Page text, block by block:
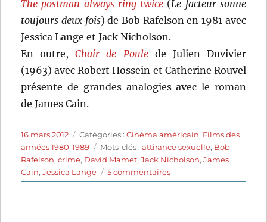
The postman always ring twice (Le facteur sonne
toujours deux fois) de Bob Rafelson en 1981 avec
Jessica Lange et Jack Nicholson.
En outre,Chair de Poulede Julien Duvivier
(1963) avec Robert Hossein et Catherine Rouvel
présente de grandes analogies avec le roman
de James Cain.
Publié
le
16 mars 2012 Catégories
Catégories :Cinéma américain, Films des
années 1980-1989
Étiquettes
Mots-clés :attirance sexuelle, Bob
Rafelson,crime, David Mamet,Jack Nicholson,James
Cain,Jessica Lange 5 commentairessur
Le